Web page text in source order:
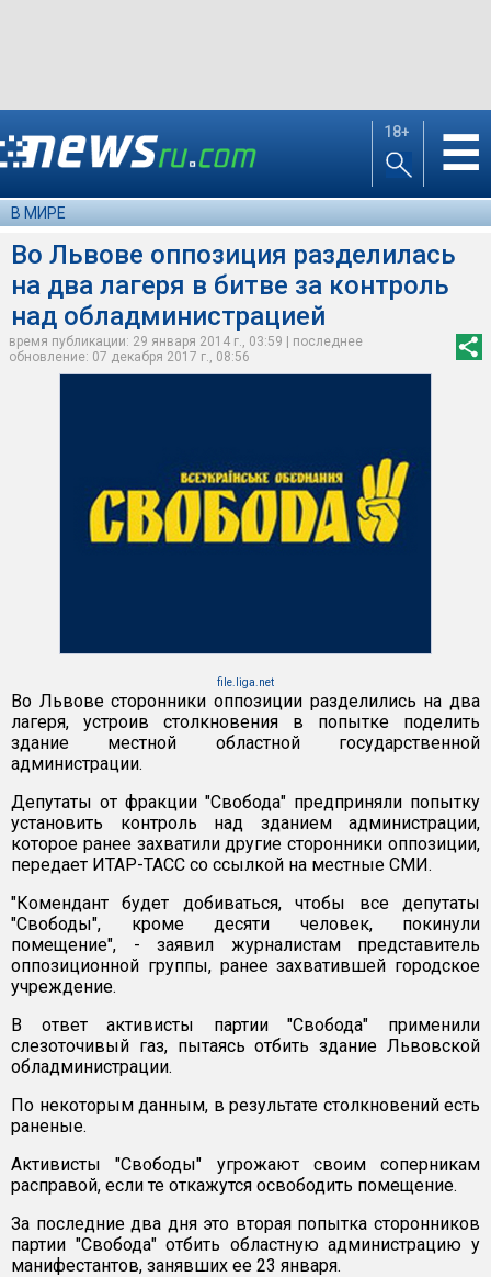
18+ ☰
В МИРЕ
Во Львове оппозиция разделилась
на два лагеря в битве за контроль
над обладминистрацией
время публикации: 29 января 2014 г., 03:59 | последнее
обновление: 07 декабря 2017 г., 08:56
file.liga.net
Во Львове сторонники оппозиции разделились на два
лагеря, устроив столкновения в попытке поделить
здание местной областной государственной
администрации.
Депутаты от фракции "Свобода" предприняли попытку
установить контроль над зданием администрации,
которое ранее захватили другие сторонники оппозиции,
передает ИТАР-ТАСС со ссылкой на местные СМИ.
"Комендант будет добиваться, чтобы все депутаты
"Свободы", кроме десяти человек, покинули
помещение", - заявил журналистам представитель
оппозиционной группы, ранее захватившей городское
учреждение.
В ответ активисты партии "Свобода" применили
слезоточивый газ, пытаясь отбить здание Львовской
обладминистрации.
По некоторым данным, в результате столкновений есть
раненые.
Активисты "Свободы" угрожают своим соперникам
расправой, если те откажутся освободить помещение.
За последние два дня это вторая попытка сторонников
партии "Свобода" отбить областную администрацию у
манифестантов, занявших ее 23 января.